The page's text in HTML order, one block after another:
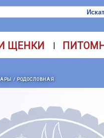
ЩЕНКИ |
/ РОДОСЛОВНАЯ